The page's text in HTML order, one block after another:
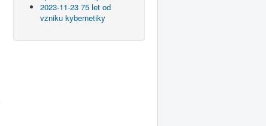
2023-11-23 75 let od
vzniku kybernetiky